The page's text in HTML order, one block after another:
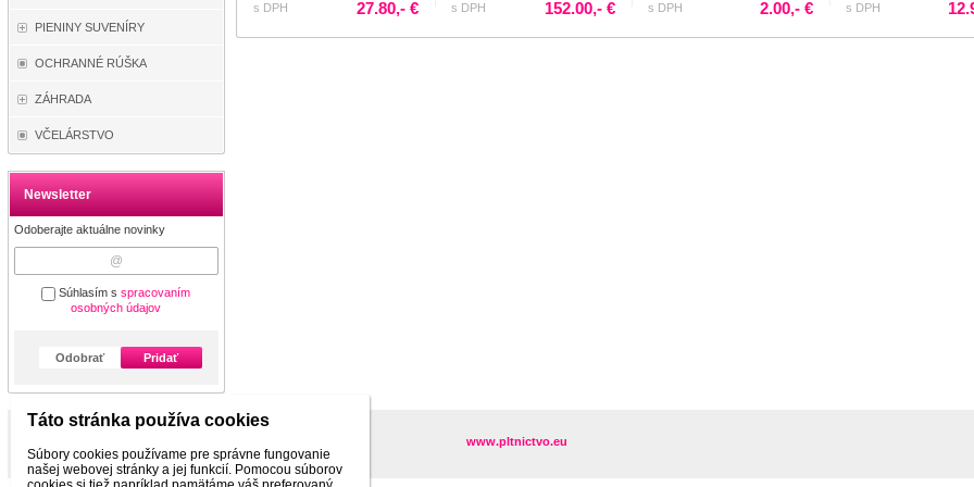
PIENINY SUVENÍRY
OCHRANNÉ RÚŠKA
ZÁHRADA
VČELÁRSTVO
Newsletter
Odoberajte aktuálne novinky
Súhlasím sspracovaním
osobných údajov
Odobrať Pridať
s DPH
27.80,- € s DPH 152.00,- € s DPH 2.00,- € s DPH
www.pltnictvo.eu
Táto stránka používa cookies
Súbory cookies používame pre správne fungovanie
našej webovej stránky a jej funkcií. Pomocou súborov